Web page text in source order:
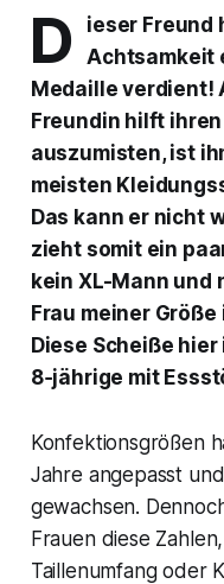
D
ieser Freund
Achtsamkeit
Medaille verdient!
Freundin hilft
auszumisten, ist
meisten
Das kann er nicht
zieht somit ein
kein XL-Mann und
Frau meiner
Diese Scheiße
8‑jährige mit
Konfektionsgrößen
Jahre angepasst
gewachsen.
Frauen diese
Taillenumfang oder